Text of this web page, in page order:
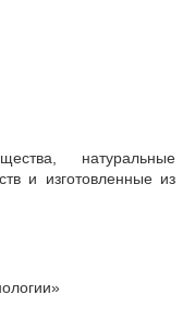
натуральные
и изготовленные из